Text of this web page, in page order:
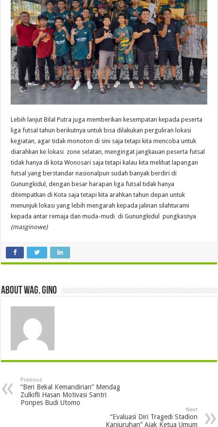
Lebih lanjut Bilal Putra juga memberikan kesempatan kepada peserta
liga futsal tahun berikutnya untuk bisa dilakukan perguliran lokasi
kegiatan, agar tidak monoton di sini saja tetapi kita mencoba untuk
diarahkan ke lokasi zone selatan, mengingat jangkauan peserta futsal
tidak hanya di kota Wonosari saja tetapi kalau kita melihat lapangan
futsal yang berstandar nasionalpun sudah banyak berdiri di
Gunungkidul, dengan besar harapan liga futsal tidak hanya
ditempatkan di Kota saja tetapi kita arahkan tahun depan untuk
menunjuk lokasi yang lebih mengarah kepada jalinan silahturami
kepada antar remaja dan muda-mudi di Gunungkidul pungkasnya
(masginowe)
About wag. gino
Previous
“Beri Bekal Kemandirian” Mendag
Zulkifli Hasan Motivasi Santri
Ponpes Budi Utomo
Next
“Evaluasi Diri Tragedi Stadion
Kanjuruhan” Ajak Ketua Umum